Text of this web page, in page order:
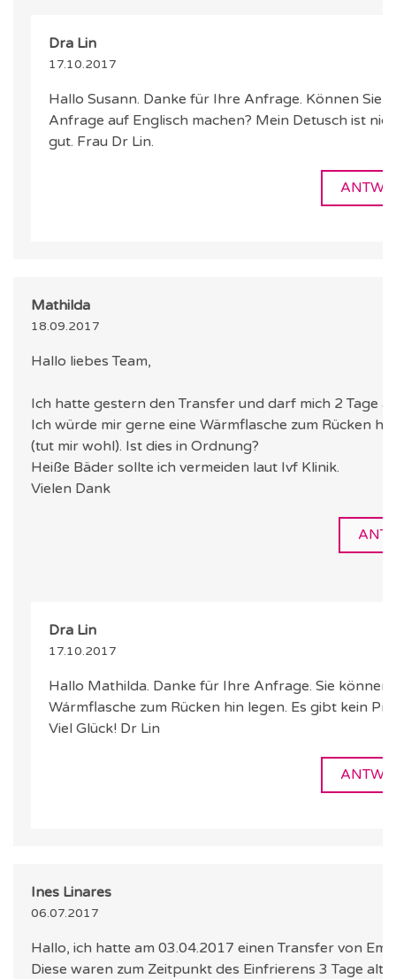
Dra Lin
17.10.2017
Hallo Susann. Danke für Ihre Anfrage. Können Sie
Anfrage auf Englisch machen? Mein Detusch ist
gut. Frau Dr Lin.
Mathilda
18.09.2017
Hallo liebes Team,
Ich hatte gestern den Transfer und darf mich 2 Tage
Ich würde mir gerne eine Wärmflasche zum Rücken
(tut mir wohl). Ist dies in Ordnung?
Heiße Bäder sollte ich vermeiden laut Ivf Klinik.
Vielen Dank
Dra Lin
17.10.2017
Hallo Mathilda. Danke für Ihre Anfrage. Sie können
Wármflasche zum Rücken hin legen. Es gibt kein
Viel Glück! Dr Lin
Ines Linares
06.07.2017
Hallo, ich hatte am 03.04.2017 einen Transfer von
Diese waren zum Zeitpunkt des Einfrierens 3 Tage alt.